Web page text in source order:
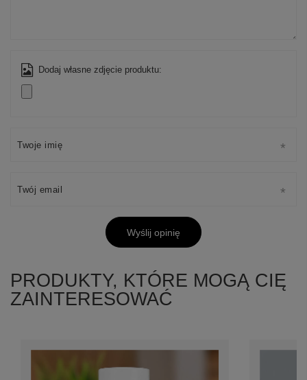
Dodaj własne zdjęcie produktu:
Twoje imię
Twój email
Wyślij opinię
PRODUKTY, KTÓRE MOGĄ CIĘ
ZAINTERESOWAĆ